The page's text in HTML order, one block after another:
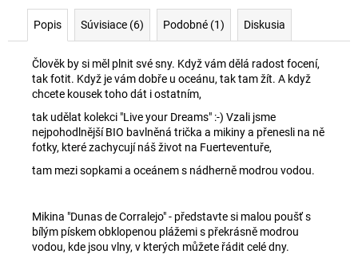
Popis Súvisiace (6) Podobné (1) Diskusia
Člověk by si měl plnit své sny. Když vám dělá radost focení,
tak fotit. Když je vám dobře u oceánu, tak tam žít. A když
chcete kousek toho dát i ostatním,
tak udělat kolekci "Live your Dreams" :-) Vzali jsme
nejpohodlnější BIO bavlněná trička a mikiny a přenesli na ně
fotky, které zachycují náš život na Fuerteventuře,
tam mezi sopkami a oceánem s nádherně modrou vodou.
Mikina "Dunas de Corralejo" - představte si malou poušť s
bílým pískem obklopenou plážemi s překrásně modrou
vodou, kde jsou vlny, v kterých můžete řádit celé dny.